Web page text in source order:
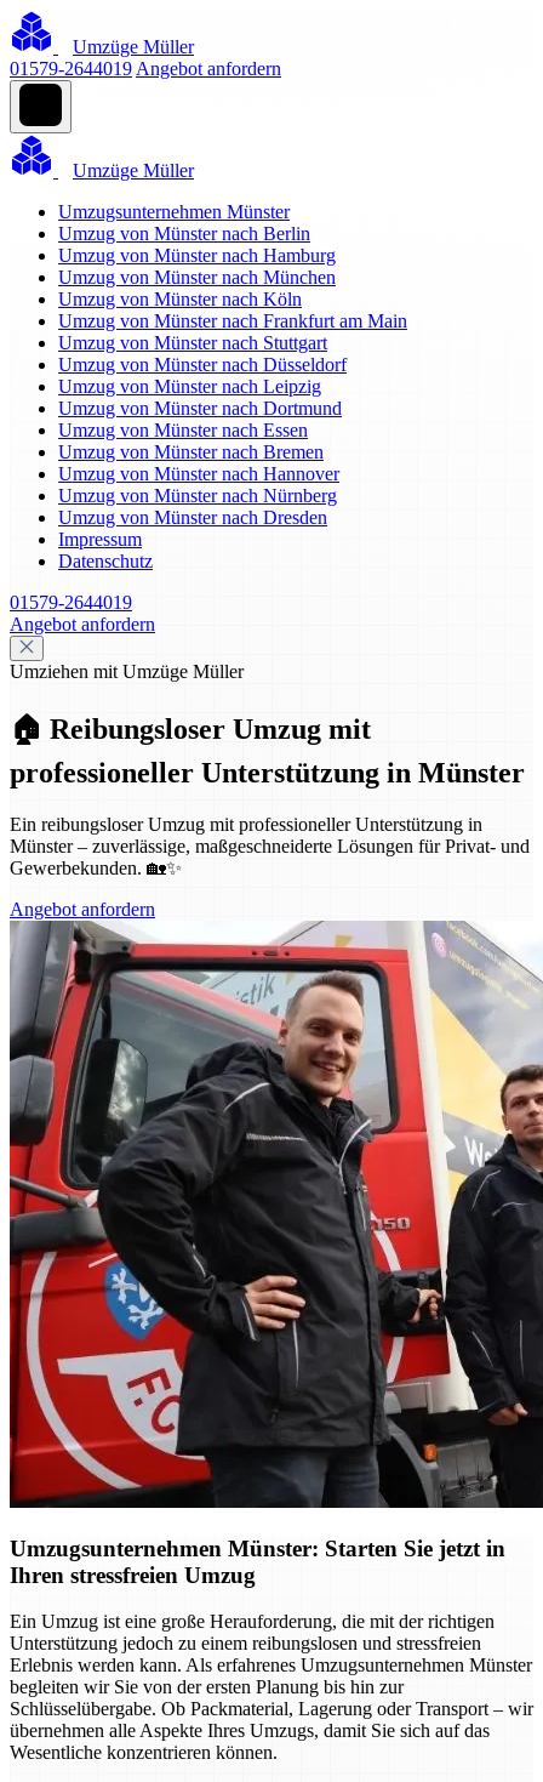
Umzüge Müller
01579-2644019 Angebot anfordern
Umzüge Müller
Umzugsunternehmen Münster
Umzug von Münster nach Berlin
Umzug von Münster nach Hamburg
Umzug von Münster nach München
Umzug von Münster nach Köln
Umzug von Münster nach Frankfurt am Main
Umzug von Münster nach Stuttgart
Umzug von Münster nach Düsseldorf
Umzug von Münster nach Leipzig
Umzug von Münster nach Dortmund
Umzug von Münster nach Essen
Umzug von Münster nach Bremen
Umzug von Münster nach Hannover
Umzug von Münster nach Nürnberg
Umzug von Münster nach Dresden
Impressum
Datenschutz
01579-2644019
Angebot anfordern
Umziehen mit Umzüge Müller
🏠 Reibungsloser Umzug mit
professioneller Unterstützung in Münster
Ein reibungsloser Umzug mit professioneller Unterstützung in
Münster – zuverlässige, maßgeschneiderte Lösungen für Privat- und
Gewerbekunden. 🏡✨
Angebot anfordern
Umzugsunternehmen Münster: Starten Sie jetzt in
Ihren stressfreien Umzug
Ein Umzug ist eine große Herauforderung, die mit der richtigen
Unterstützung jedoch zu einem reibungslosen und stressfreien
Erlebnis werden kann. Als erfahrenes Umzugsunternehmen Münster
begleiten wir Sie von der ersten Planung bis hin zur
Schlüsselübergabe. Ob Packmaterial, Lagerung oder Transport – wir
übernehmen alle Aspekte Ihres Umzugs, damit Sie sich auf das
Wesentliche konzentrieren können.